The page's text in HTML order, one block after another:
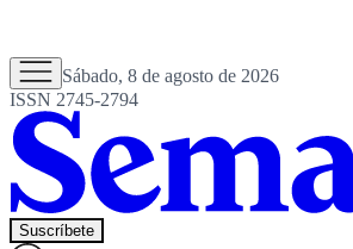
Sábado, 8 de agosto de 2026
ISSN 2745-2794
Suscríbete